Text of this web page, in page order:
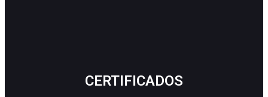
CERTIFICADOS